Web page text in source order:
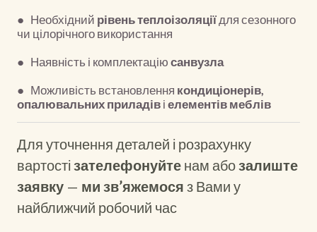
● Необхідний рівень теплоізоляціїдля сезонного
чи цілорічного використання
● Наявність і комплектаціюсанвузла
● Можливість встановлення кондиціонерів,
опалювальних приладівіелементів меблів
Для уточнення деталей і розрахунку
вартості зателефонуйте нам абозалиште
заявку — ми зв’яжемося з Вами у
найближчий робочий час